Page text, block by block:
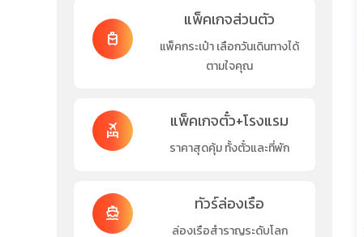
travel_luggage_and_bags
แพ็คเกจส่วนตัว
แพ็คกระเป๋า เลือกวันเดินทางได้
ตามใจคุณ
flights_and_hotels แพ็คเกจตั๋ว+โรงแรม
ราคาสุดคุ้ม ทั้งตั๋วและที่พัก
directions_boat ทัวร์ล่องเรือ
ล่องเรือสำราญระดับโลก